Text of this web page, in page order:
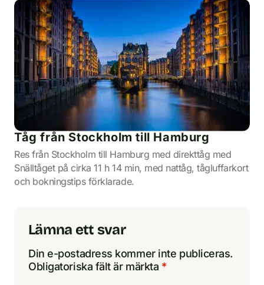
Tåg från Stockholm till Hamburg
Res från Stockholm till Hamburg med direkttåg med
Snälltåget på cirka 11 h 14 min, med nattåg, tågluffarkort
och bokningstips förklarade.
Lämna ett svar
Din e-postadress kommer inte publiceras.
Obligatoriska fält är märkta *